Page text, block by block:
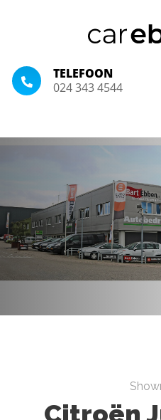
TELEFOON
024 343 4544
Citroën